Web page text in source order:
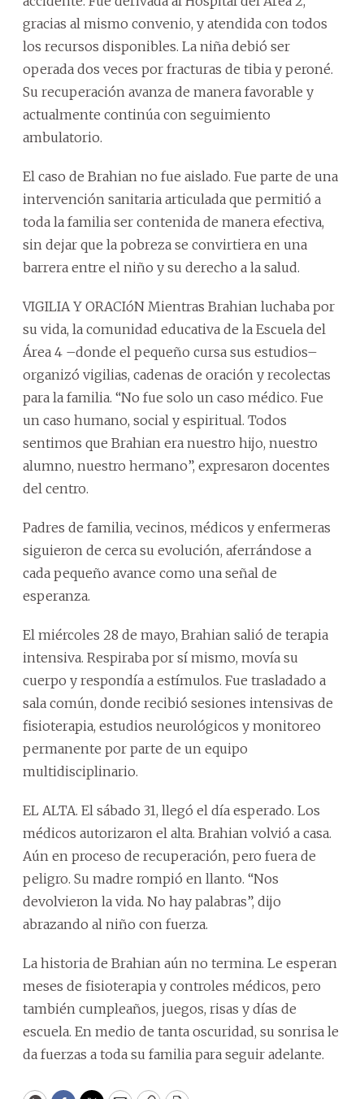
gracias al mismo convenio, y atendida con todos
los recursos disponibles. La niña debió ser
operada dos veces por fracturas de tibia y peroné.
Su recuperación avanza de manera favorable y
actualmente continúa con seguimiento
ambulatorio.
El caso de Brahian no fue aislado. Fue parte de una
intervención sanitaria articulada que permitió a
toda la familia ser contenida de manera efectiva,
sin dejar que la pobreza se convirtiera en una
barrera entre el niño y su derecho a la salud.
VIGILIA Y ORACIóN Mientras Brahian luchaba por
su vida, la comunidad educativa de la Escuela del
Área 4 –donde el pequeño cursa sus estudios–
organizó vigilias, cadenas de oración y recolectas
para la familia. “No fue solo un caso médico. Fue
un caso humano, social y espiritual. Todos
sentimos que Brahian era nuestro hijo, nuestro
alumno, nuestro hermano”, expresaron docentes
del centro.
Padres de familia, vecinos, médicos y enfermeras
siguieron de cerca su evolución, aferrándose a
cada pequeño avance como una señal de
esperanza.
El miércoles 28 de mayo, Brahian salió de terapia
intensiva. Respiraba por sí mismo, movía su
cuerpo y respondía a estímulos. Fue trasladado a
sala común, donde recibió sesiones intensivas de
fisioterapia, estudios neurológicos y monitoreo
permanente por parte de un equipo
multidisciplinario.
EL ALTA. El sábado 31, llegó el día esperado. Los
médicos autorizaron el alta. Brahian volvió a casa.
Aún en proceso de recuperación, pero fuera de
peligro. Su madre rompió en llanto. “Nos
devolvieron la vida. No hay palabras”, dijo
abrazando al niño con fuerza.
La historia de Brahian aún no termina. Le esperan
meses de fisioterapia y controles médicos, pero
también cumpleaños, juegos, risas y días de
escuela. En medio de tanta oscuridad, su sonrisa le
da fuerzas a toda su familia para seguir adelante.